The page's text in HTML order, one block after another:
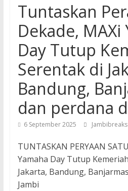
Tuntaskan
Dekade, MAXi
Day Tutup
Serentak di
Bandung,
dan perdana
6 September 2025 Jambibreaks
TUNTASKAN PERYAAN
Yamaha Day Tutup
Jakarta, Bandung,
Jambi